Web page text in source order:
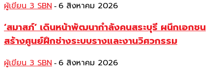
ผู้เขียน 3 SBN - 6 สิงหาคม 2026
‘สมาสภ์’ เดินหน้าพัฒนากำลังคนสระบุรี ผนึกเอกชน
สร้างศูนย์ฝึกช่างระบบรางและงานวิศวกรรม
ผู้เขียน 3 SBN - 6 สิงหาคม 2026